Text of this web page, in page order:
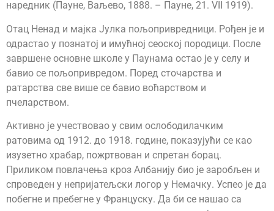
наредник (Пауне, Ваљево, 1888. – Пауне, 21. VII 1919).
Отац Ненад и мајка Јулка пољопривредници. Рођен је и
одрастао у познатој и имућној сеоској породици. После
завршене основне школе у Паунама остао је у селу и
бавио се пољопривредом. Поред сточарства и
ратарства све више се бавио воћарством и
пчеларством.
Активно је учествовао у свим ослободилачким
ратовима од 1912. до 1918. године, показујући се као
изузетно храбар, пожртвован и спретан борац.
Приликом повлачења кроз Албанију био је заробљен и
спроведен у непријатељски логор у Немачку. Успео је да
побегне и пребегне у Француску. Да би се нашао са